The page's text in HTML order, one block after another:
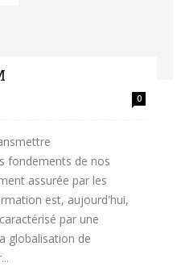
0
fondements de nos
assurée par les
est, aujourd'hui,
par une
globalisation de